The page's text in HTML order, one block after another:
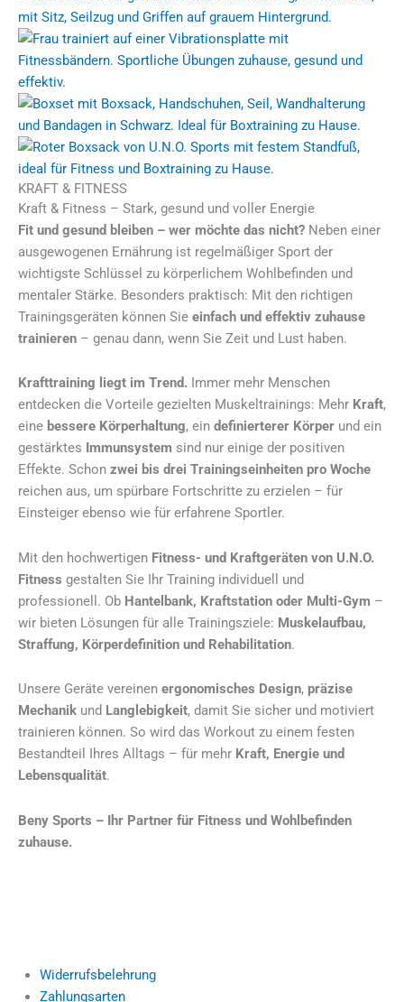
KRAFT & FITNESS
Kraft & Fitness – Stark, gesund und voller Energie
Fit und gesund bleiben – wer möchte das nicht? Neben einer
ausgewogenen Ernährung ist regelmäßiger Sport der
wichtigste Schlüssel zu körperlichem Wohlbefinden und
mentaler Stärke. Besonders praktisch: Mit den richtigen
Trainingsgeräten können Sie einfach und effektiv zuhause
trainieren – genau dann, wenn Sie Zeit und Lust haben.
Krafttraining liegt im Trend. Immer mehr Menschen
entdecken die Vorteile gezielten Muskeltrainings: Mehr Kraft,
eine bessere Körperhaltung, ein definierterer Körper und ein
gestärktes Immunsystem sind nur einige der positiven
Effekte. Schon zwei bis drei Trainingseinheiten pro Woche
reichen aus, um spürbare Fortschritte zu erzielen – für
Einsteiger ebenso wie für erfahrene Sportler.
Mit den hochwertigen Fitness- und Kraftgeräten von U.N.O.
Fitness gestalten Sie Ihr Training individuell und
professionell. Ob Hantelbank, Kraftstation oder Multi-Gym –
wir bieten Lösungen für alle Trainingsziele: Muskelaufbau,
Straffung, Körperdefinition und Rehabilitation.
Unsere Geräte vereinen ergonomisches Design, präzise
Mechanik und Langlebigkeit, damit Sie sicher und motiviert
trainieren können. So wird das Workout zu einem festen
Bestandteil Ihres Alltags – für mehr Kraft, Energie und
Lebensqualität.
Beny Sports – Ihr Partner für Fitness und Wohlbefinden
zuhause.
Widerrufsbelehrung
Zahlungsarten